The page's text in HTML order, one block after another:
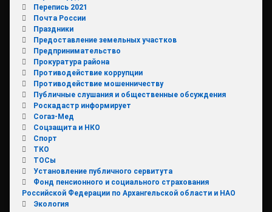
Перепись 2021
Почта России
Праздники
Предоставление земельных участков
Предпринимательство
Прокуратура района
Противодействие коррупции
Противодействие мошенничеству
Публичные слушания и общественные обсуждения
Роскадастр информирует
Согаз-Мед
Соцзащита и НКО
Спорт
ТКО
ТОСы
Установление публичного сервитута
Фонд пенсионного и социального страхования
Российской Федерации по Архангельской области и НАО
Экология